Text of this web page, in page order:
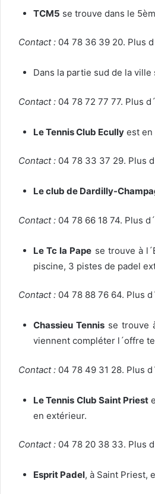
TCM5 se trouve dans le
Contact : 04 78 36 39 20. Plus
Dans la partie sud de la ville
Contact : 04 78 72 77 77. Plus
Le Tennis Club Ecully est en
Contact : 04 78 33 37 29. Plus
Le club de Dardilly-
Contact : 04 78 66 18 74. Plus
Le Tc la Pape se trouve à
piscine, 3 pistes de padel
Contact : 04 78 88 76 64. Plus
Chassieu Tennisse trouve
viennent compléter l´offre
Contact : 04 78 49 31 28. Plus
Le Tennis Club Saint Priest
en extérieur.
Contact : 04 78 20 38 33. Plus
Esprit Padel, à Saint Priest,